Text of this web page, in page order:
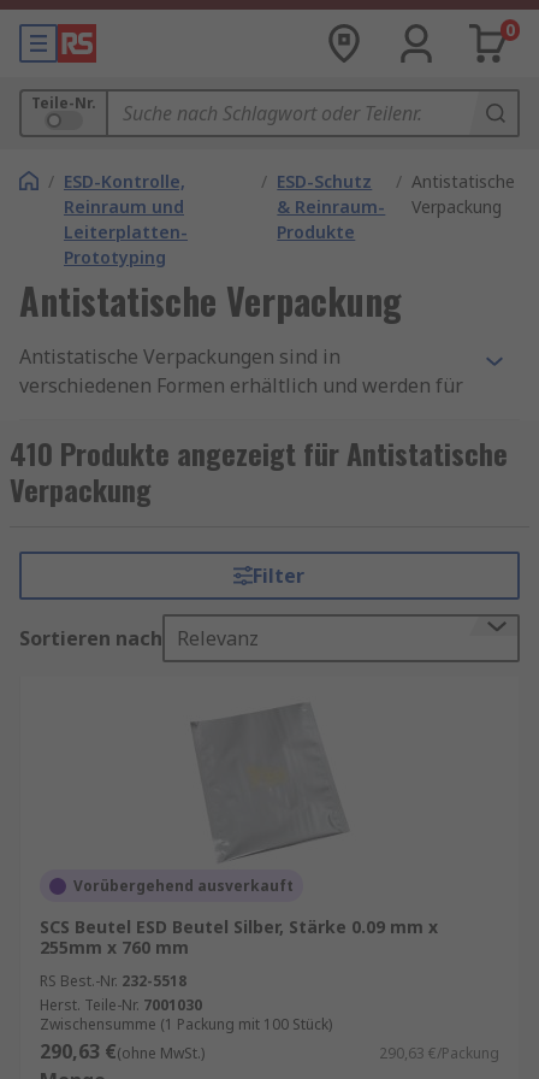
0
Teile-Nr.
/ ESD-Kontrolle,
Reinraum und
Leiterplatten-
Prototyping
/ ESD-Schutz
& Reinraum-
Produkte
/ Antistatische
Verpackung
Antistatische Verpackung
Antistatische Verpackungen sind in
verschiedenen Formen erhältlich und werden für
Komponenten und Geräte verwendet. Sie
verhindern, dass sich statische Elektrizität
aufbaut und entlädt, was zu Schäden führen
Abfallmenge und die Kosten. Unsere Produkte
werden häufig in Anwendungen wie Halbleiter-
und Leiterplattenfertigung, Luft- und Raumfahrt,
Medizintechnik und in anderen ESD-
bietet eine ausgezeichnete Auswahl an
gesamten Aufbewahrungs-, Versand- und
Transportanforderungen.
Wie können statische Entladungen mit der
Verpackung vermieden werden?
Es gibt zwei Möglichkeiten, das Problem
anzugehen: Eine ist die Verwendung einer
410 Produkte angezeigt für Antistatische
Verpackung
Filter
Sortieren nach Relevanz
Vorübergehend ausverkauft
SCS Beutel ESD Beutel Silber, Stärke 0.09 mm x
255mm x 760 mm
RS Best.-Nr. 232-5518
Herst. Teile-Nr. 7001030
Zwischensumme (1 Packung mit 100 Stück)
290,63 €(ohne MwSt.) 290,63 €/Packung